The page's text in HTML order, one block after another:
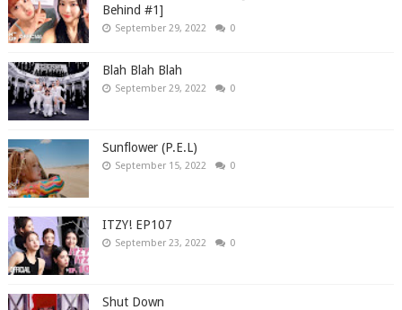
Behind #1]
September 29, 2022 0
Blah Blah Blah
September 29, 2022 0
Sunflower (P.E.L)
September 15, 2022 0
ITZY! EP107
September 23, 2022 0
Shut Down